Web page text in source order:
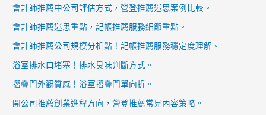
會計師推薦中公司評估方式，營登推薦迷思案例比較。
會計師推薦迷思重點，記帳推薦服務細節重點。
會計師推薦公司規模分析點！記帳推薦服務穩定度理解。
浴室排水口堵塞！排水臭味判斷方式。
摺疊門外觀質感！浴室摺疊門單向折。
開公司推薦創業進程方向，營登推薦常見內容策略。